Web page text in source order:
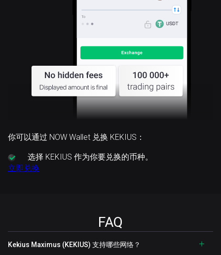
你可以通过 NOW Wallet 兑换 KEKIUS：
选择 KEKIUS 作为你要兑换的币种。
立即兑换
FAQ
Kekius Maximus (KEKIUS) 支持哪些网络？